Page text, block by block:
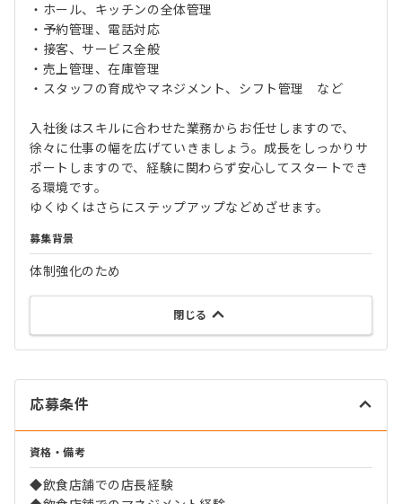
・ホール、キッチンの全体管理
・予約管理、電話対応
・接客、サービス全般
・売上管理、在庫管理
・スタッフの育成やマネジメント、シフト管理 など
入社後はスキルに合わせた業務からお任せしますので、
徐々に仕事の幅を広げていきましょう。成長をしっかりサ
ポートしますので、経験に関わらず安心してスタートでき
る環境です。
ゆくゆくはさらにステップアップなどめざせます。
募集背景
体制強化のため
閉じる
応募条件
資格・備考
◆飲食店舗での店長経験